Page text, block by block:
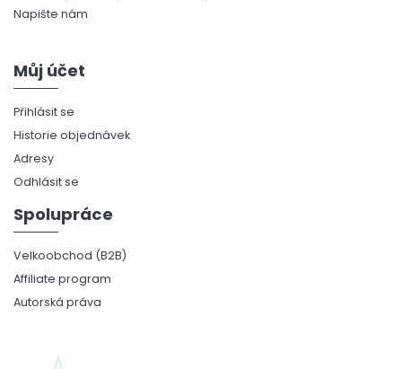
Napište nám
Můj účet
Přihlásit se
Historie objednávek
Adresy
Odhlásit se
Spolupráce
Velkoobchod (B2B)
Affiliate program
Autorská práva